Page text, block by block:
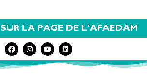
LA PAGE DE L'AFAEDAM